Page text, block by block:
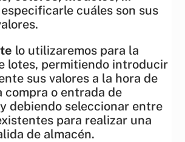
cuáles son sus
lo utilizaremos para la
lotes, permitiendo introducir
sus valores a la hora de
compra o entrada de
debiendo seleccionar entre
para realizar una
de almacén.